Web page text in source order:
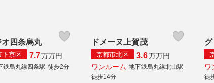
四条烏丸
下京区 7.7万万円
鉄烏丸線四条駅 徒歩2分
ドメーヌ上賀茂
京都市北区 3.6万万円
ワンルーム 地下鉄烏丸線北山駅
徒歩14分
ワ
徒